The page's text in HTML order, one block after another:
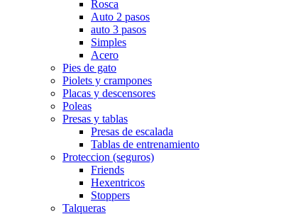
Rosca
Auto 2 pasos
auto 3 pasos
Simples
Acero
Pies de gato
Piolets y crampones
Placas y descensores
Poleas
Presas y tablas
Presas de escalada
Tablas de entrenamiento
Proteccion (seguros)
Friends
Hexentricos
Stoppers
Talqueras